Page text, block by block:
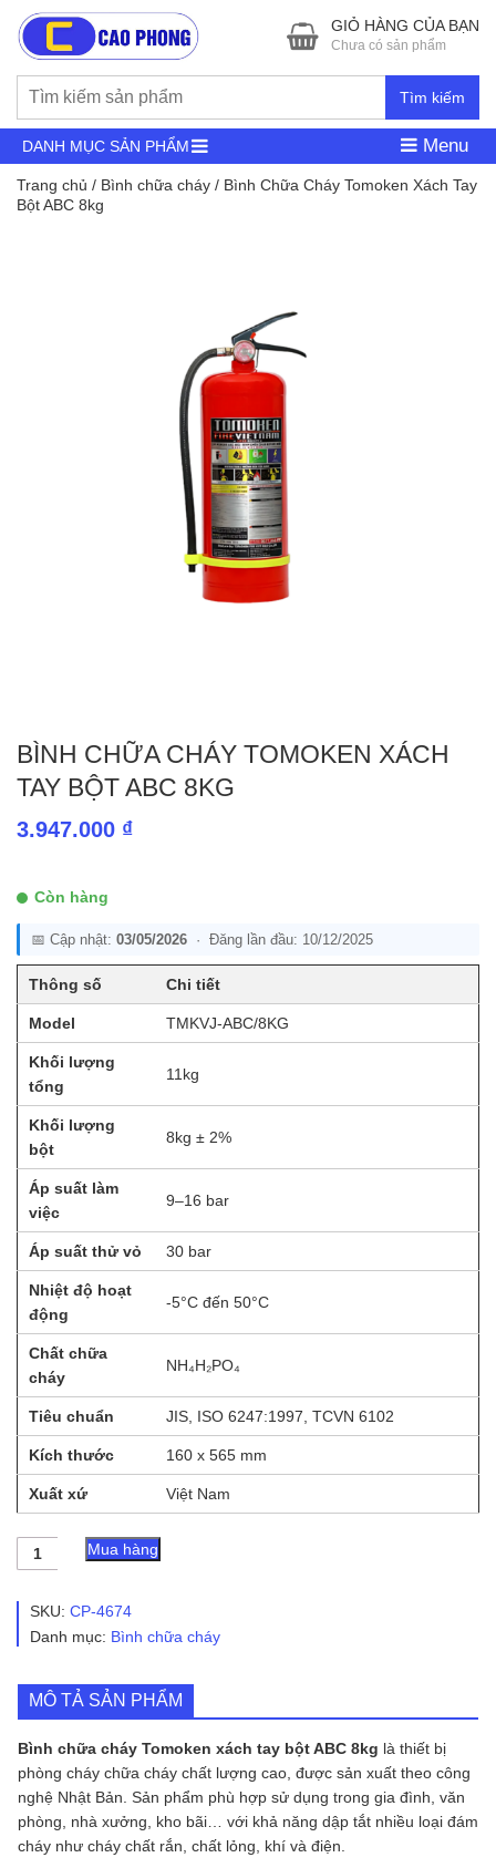
Tìm kiếm
GIỎ HÀNG CỦA BẠN
Chưa có sản phẩm
DANH MỤC SẢN PHẨM Menu
Trang chủ / Bình chữa cháy / Bình Chữa Cháy Tomoken Xách Tay
Bột ABC 8kg
BÌNH CHỮA CHÁY TOMOKEN XÁCH
TAY BỘT ABC 8KG
3.947.000 ₫
Còn hàng
📅 Cập nhật: 03/05/2026 · Đăng lần đầu: 10/12/2025
Thông số Chi tiết
Model TMKVJ-ABC/8KG
Khối lượng
tổng
11kg
Khối lượng
bột
8kg ± 2%
Áp suất làm
việc
9–16 bar
Áp suất thử vỏ 30 bar
Nhiệt độ hoạt
động
-5°C đến 50°C
Chất chữa
cháy
NH₄H₂PO₄
Tiêu chuẩn JIS, ISO 6247:1997, TCVN 6102
Kích thước 160 x 565 mm
Xuất xứ Việt Nam
Bình
Chữa
Tomoken
Tay
ABC
8kg
số
lượng
Mua hàng
SKU: CP-4674
Danh mục: Bình chữa cháy
MÔ TẢ SẢN PHẨM
Bình chữa cháy Tomoken xách tay bột ABC 8kg là thiết bị
phòng cháy chữa cháy chất lượng cao, được sản xuất theo công
nghệ Nhật Bản. Sản phẩm phù hợp sử dụng trong gia đình, văn
phòng, nhà xưởng, kho bãi… với khả năng dập tắt nhiều loại đám
cháy như cháy chất rắn, chất lỏng, khí và điện.